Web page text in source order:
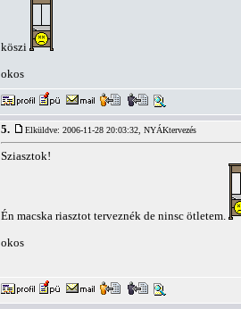
köszi
okos
5. Elküldve: 2006-11-28 20:03:32, NYÁKtervezés
Sziasztok!
Én macska riasztot terveznék de ninsc ötletem.
okos